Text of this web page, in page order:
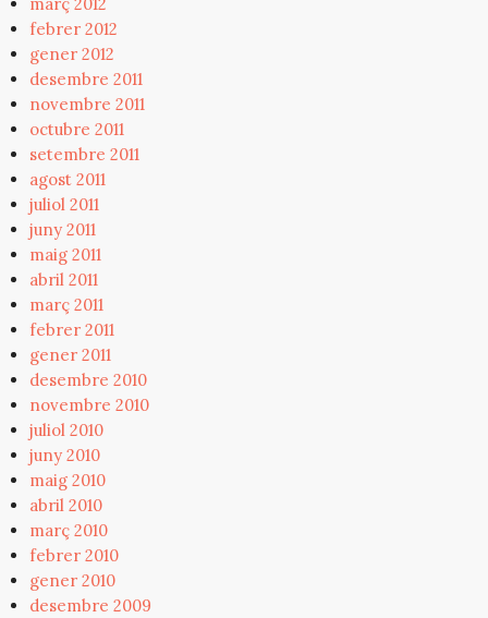
febrer 2012
gener 2012
desembre 2011
novembre 2011
octubre 2011
setembre 2011
agost 2011
juliol 2011
juny 2011
maig 2011
abril 2011
març 2011
febrer 2011
gener 2011
desembre 2010
novembre 2010
juliol 2010
juny 2010
maig 2010
abril 2010
març 2010
febrer 2010
gener 2010
desembre 2009